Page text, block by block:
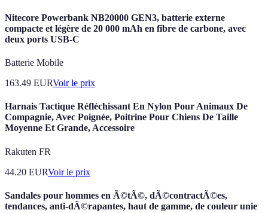
Nitecore Powerbank NB20000 GEN3, batterie externe
compacte et légère de 20 000 mAh en fibre de carbone, avec
deux ports USB-C
Batterie Mobile
163.49 EURVoir le prix
Harnais Tactique Réfléchissant En Nylon Pour Animaux De
Compagnie, Avec Poignée, Poitrine Pour Chiens De Taille
Moyenne Et Grande, Accessoire
Rakuten FR
44.20 EURVoir le prix
Sandales pour hommes en Ã©tÃ©, dÃ©contractÃ©es,
tendances, anti-dÃ©rapantes, haut de gamme, de couleur unie